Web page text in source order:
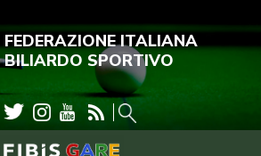
FEDERAZIONE ITALIANA
BILIARDO SPORTIVO